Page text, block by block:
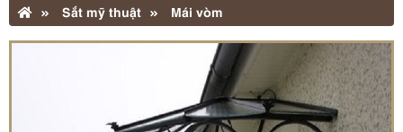
Sắt mỹ thuật Mái vòm